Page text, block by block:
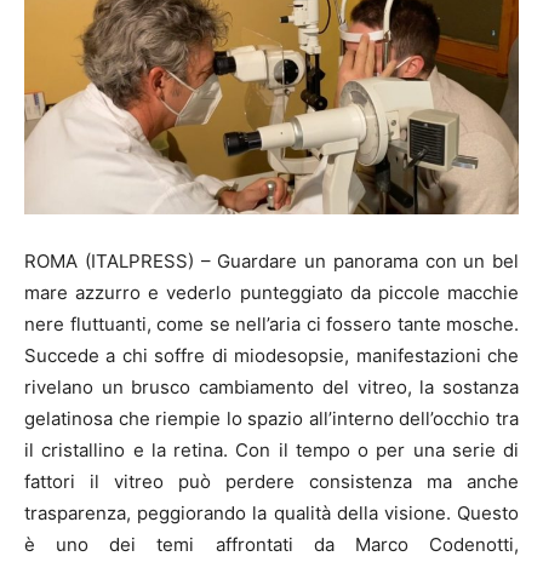
ROMA (ITALPRESS) – Guardare un panorama con un bel
mare azzurro e vederlo punteggiato da piccole macchie
nere fluttuanti, come se nell’aria ci fossero tante mosche.
Succede a chi soffre di miodesopsie, manifestazioni che
rivelano un brusco cambiamento del vitreo, la sostanza
gelatinosa che riempie lo spazio all’interno dell’occhio tra
il cristallino e la retina. Con il tempo o per una serie di
fattori il vitreo può perdere consistenza ma anche
trasparenza, peggiorando la qualità della visione. Questo
è uno dei temi affrontati da Marco Codenotti,